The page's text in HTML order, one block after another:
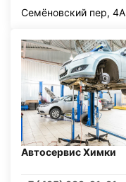
Семёновский пер, 4А
Автосервис Химки